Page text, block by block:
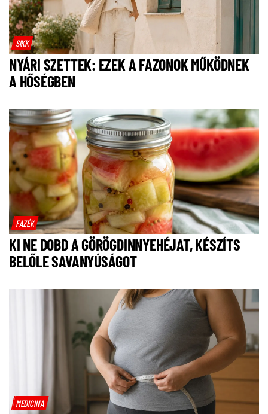
SIKK
NYÁRI SZETTEK: EZEK A FAZONOK MŰKÖDNEK
A HŐSÉGBEN
FAZÉK
KI NE DOBD A GÖRÖGDINNYEHÉJAT, KÉSZÍTS
BELŐLE SAVANYÚSÁGOT
MEDICINA